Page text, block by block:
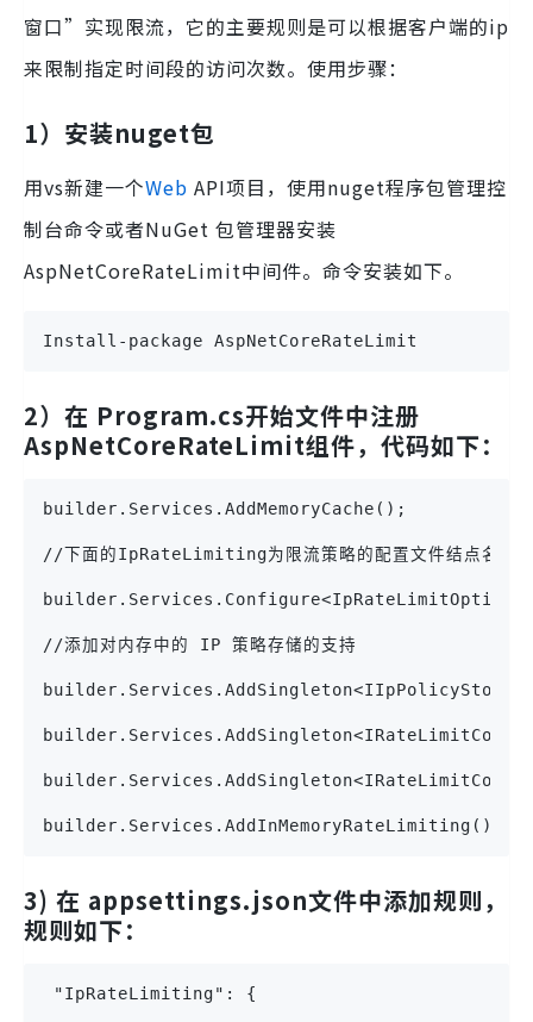
窗口”实现限流，它的主要规则是可以根据客户端的ip
来限制指定时间段的访问次数。使用步骤：
1）安装nuget包
用vs新建一个Web API项目，使用nuget程序包管理控
制台命令或者NuGet 包管理器安装
AspNetCoreRateLimit中间件。命令安装如下。
Install-package AspNetCoreRateLimit
2）在 Program.cs开始文件中注册
AspNetCoreRateLimit组件，代码如下：
builder.Services.AddMemoryCache();
//下面的IpRateLimiting为限流策略的配置文件结点名称，
//添加对内存中的 IP 策略存储的支持
builder.Services.AddSingleton<IIpPolicyStore,
builder.Services.AddInMemoryRateLimiting();
3) 在 appsettings.json文件中添加规则，
规则如下：
"IpRateLimiting": {